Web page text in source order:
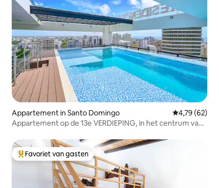
Appartement in Santo Domingo Gemiddelde
4,79 (62)
Appartement op de 13e VERDIEPING, in het centrum van
Topfavoriet van gasten
Favoriet van gasten